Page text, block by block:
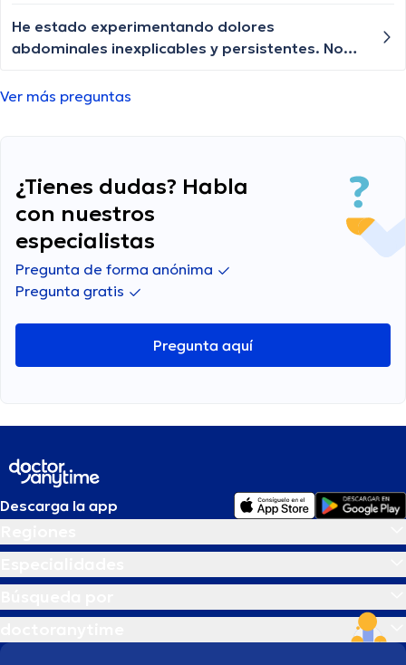
de estos calambres?
He estado experimentando dolores
abdominales inexplicables y persistentes. No
esto. ¿Existen condiciones o enfermedades
Ver más preguntas
¿Tienes dudas? Habla
con nuestros
especialistas
Pregunta de forma anónima
Pregunta gratis
Pregunta aquí
Descarga la app